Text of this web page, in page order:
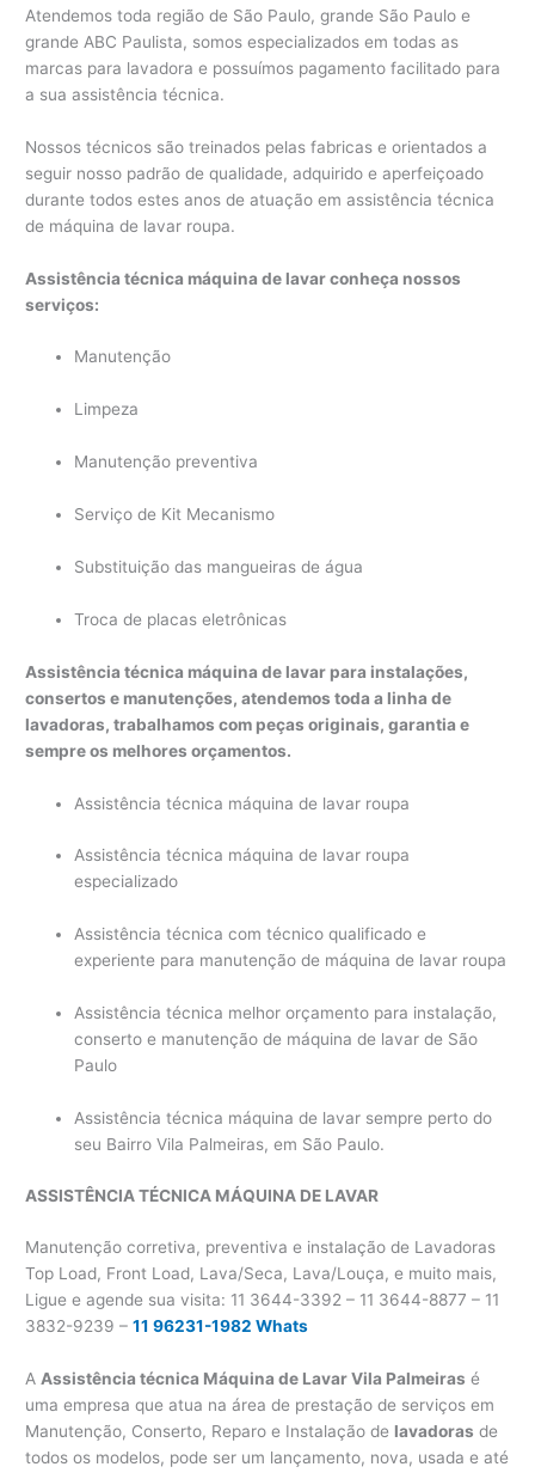
Atendemos toda região de São Paulo, grande São Paulo e
grande ABC Paulista, somos especializados em todas as
marcas para lavadora e possuímos pagamento facilitado para
a sua assistência técnica.
Nossos técnicos são treinados pelas fabricas e orientados a
seguir nosso padrão de qualidade, adquirido e aperfeiçoado
durante todos estes anos de atuação em assistência técnica
de máquina de lavar roupa.
Assistência técnica máquina de lavar conheça nossos
serviços:
Manutenção
Limpeza
Manutenção preventiva
Serviço de Kit Mecanismo
Substituição das mangueiras de água
Troca de placas eletrônicas
Assistência técnica máquina de lavar para instalações,
consertos e manutenções, atendemos toda a linha de
lavadoras, trabalhamos com peças originais, garantia e
sempre os melhores orçamentos.
Assistência técnica máquina de lavar roupa
Assistência técnica máquina de lavar roupa
especializado
Assistência técnica com técnico qualificado e
experiente para manutenção de máquina de lavar roupa
Assistência técnica melhor orçamento para instalação,
conserto e manutenção de máquina de lavar de São
Paulo
Assistência técnica máquina de lavar sempre perto do
seu Bairro Vila Palmeiras, em São Paulo.
ASSISTÊNCIA TÉCNICA MÁQUINA DE LAVAR
Manutenção corretiva, preventiva e instalação de Lavadoras
Top Load, Front Load, Lava/Seca, Lava/Louça, e muito mais,
Ligue e agende sua visita: 11 3644-3392 – 11 3644-8877 – 11
3832-9239 –11 96231-1982 Whats
AAssistência técnica Máquina de Lavar Vila Palmeiras é
uma empresa que atua na área de prestação de serviços em
Manutenção, Conserto, Reparo e Instalação de lavadoras de
todos os modelos, pode ser um lançamento, nova, usada e até